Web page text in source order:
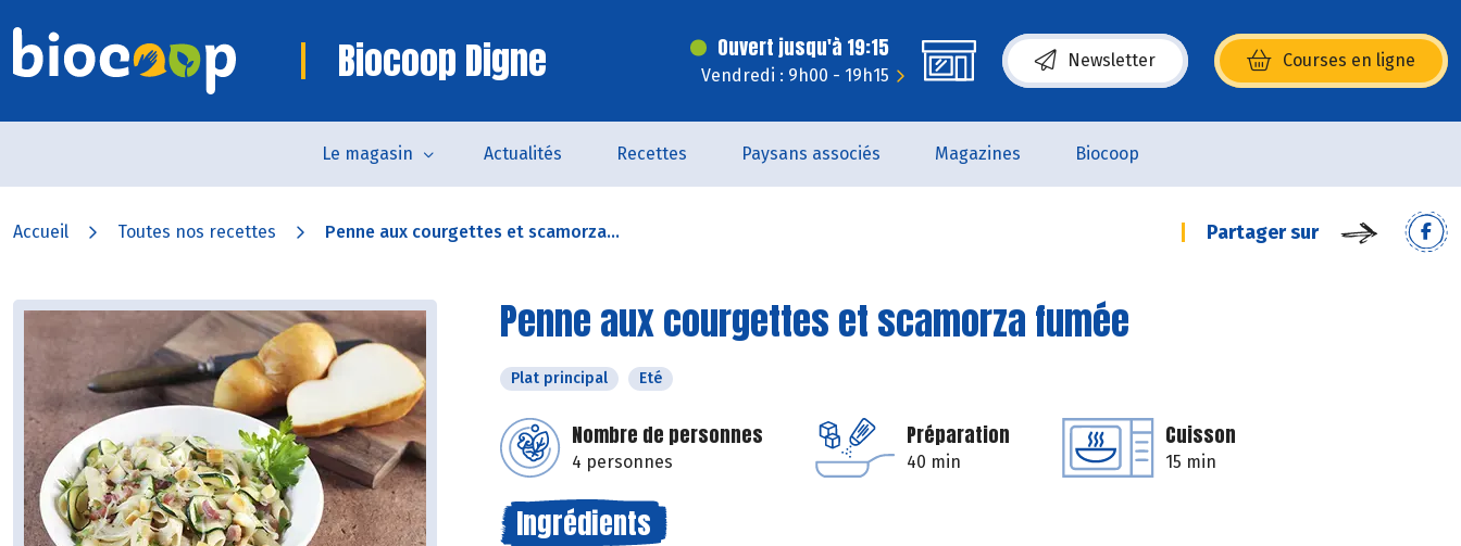
Biocoop Digne Ouvert jusqu'à 19:15
Vendredi : 9h00 - 19h15
Newsletter Courses en ligne
(s’ouvre dans une nouvelle fenêtre)
Le magasin Actualités Recettes Paysans associés Magazines Biocoop
Accueil Toutes nos recettes Penne aux courgettes et scamorza... Partager sur
Penne aux courgettes et scamorza fumée
Plat principal Eté
Nombre de personnes
4 personnes
Préparation
40 min
Cuisson
15 min
Ingrédients